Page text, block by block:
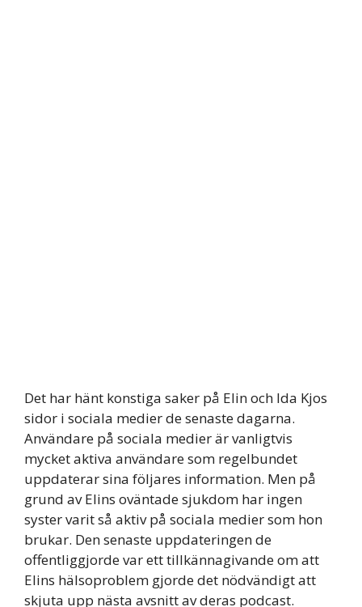
Det har hänt konstiga saker på Elin och Ida Kjos
sidor i sociala medier de senaste dagarna.
Användare på sociala medier är vanligtvis
mycket aktiva användare som regelbundet
uppdaterar sina följares information. Men på
grund av Elins oväntade sjukdom har ingen
syster varit så aktiv på sociala medier som hon
brukar. Den senaste uppdateringen de
offentliggjorde var ett tillkännagivande om att
Elins hälsoproblem gjorde det nödvändigt att
skjuta upp nästa avsnitt av deras podcast.